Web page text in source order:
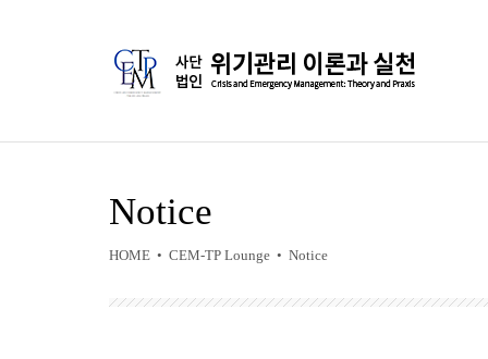
Notice
HOME • CEM-TP Lounge • Notice